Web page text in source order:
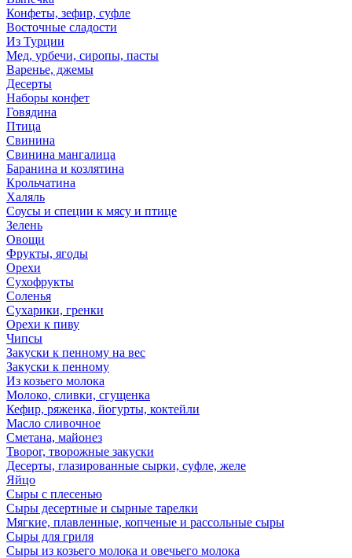
Конфеты, зефир, суфле
Восточные сладости
Из Турции
Мед, урбечи, сиропы, пасты
Варенье, джемы
Десерты
Наборы конфет
Говядина
Птица
Свинина
Свинина мангалица
Баранина и козлятина
Крольчатина
Халяль
Соусы и специи к мясу и птице
Зелень
Овощи
Фрукты, ягоды
Орехи
Сухофрукты
Соленья
Сухарики, гренки
Орехи к пиву
Чипсы
Закуски к пенному на вес
Закуски к пенному
Из козьего молока
Молоко, сливки, сгущенка
Кефир, ряженка, йогурты, коктейли
Масло сливочное
Сметана, майонез
Творог, творожные закуски
Десерты, глазированные сырки, суфле, желе
Яйцо
Сыры с плесенью
Сыры десертные и сырные тарелки
Мягкие, плавленные, копченые и рассольные сыры
Сыры для гриля
Сыры из козьего молока и овечьего молока